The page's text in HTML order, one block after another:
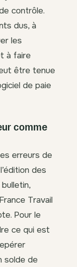
contrôle.
dus, à
les
à faire
être tenue
de paie
comme
erreurs de
des
Travail
Pour le
ce qui est
solde de